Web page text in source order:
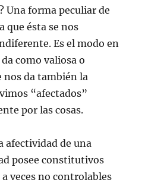
Una forma peculiar de
que ésta se nos
Es el modo en
como valiosa o
nos da también la
“afectados”
por las cosas.
afectividad de una
posee constitutivos
veces no controlables